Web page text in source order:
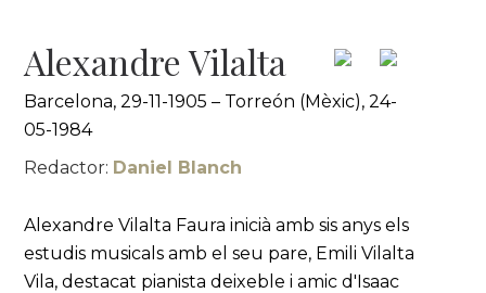
Alexandre Vilalta
Barcelona, 29-11-1905 – Torreón (Mèxic), 24-
05-1984
Redactor: Daniel Blanch
Alexandre Vilalta Faura inicià amb sis anys els
estudis musicals amb el seu pare, Emili Vilalta
Vila, destacat pianista deixeble i amic d'Isaac